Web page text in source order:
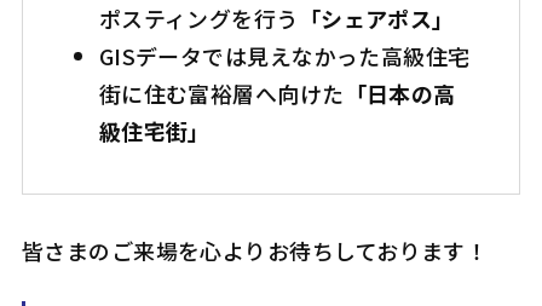
ポスティングを行う 「シェアポス」
GISデータでは見えなかった高級住宅
街に住む富裕層へ向けた 「日本の高
級住宅街」
皆さまのご来場を心よりお待ちしております！